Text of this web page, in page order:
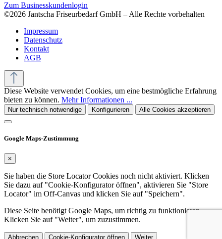
Zum Businesskundenlogin
©2026 Jantscha Friseurbedarf GmbH – Alle Rechte vorbehalten
Impressum
Datenschutz
Kontakt
AGB
Diese Website verwendet Cookies, um eine bestmögliche Erfahrung
bieten zu können. Mehr Informationen ...
Nur technisch notwendige Konfigurieren Alle Cookies akzeptieren
Google Maps-Zustimmung
×
Sie haben die Store Locator Cookies noch nicht aktiviert. Klicken
Sie dazu auf "Cookie-Konfigurator öffnen", aktivieren Sie "Store
Locator" im Off-Canvas und klicken Sie auf "Speichern".
Diese Seite benötigt Google Maps, um richtig zu funktionieren.
Klicken Sie auf "Weiter", um zuzustimmen.
Abbrechen Cookie-Konfigurator öffnen Weiter